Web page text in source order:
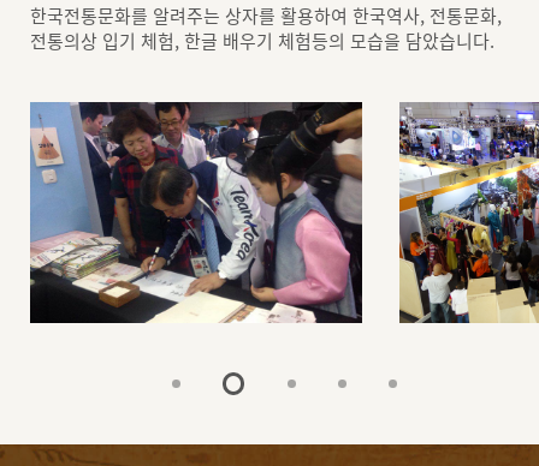
한국전통문화를 알려주는 상자를 활용하여 한국역사, 전통문화,
전통의상 입기 체험, 한글 배우기 체험등의 모습을 담았습니다.